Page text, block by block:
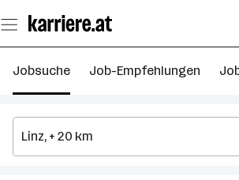
Seiteninhalt
springen
Jobsuche Job-Empfehlungen